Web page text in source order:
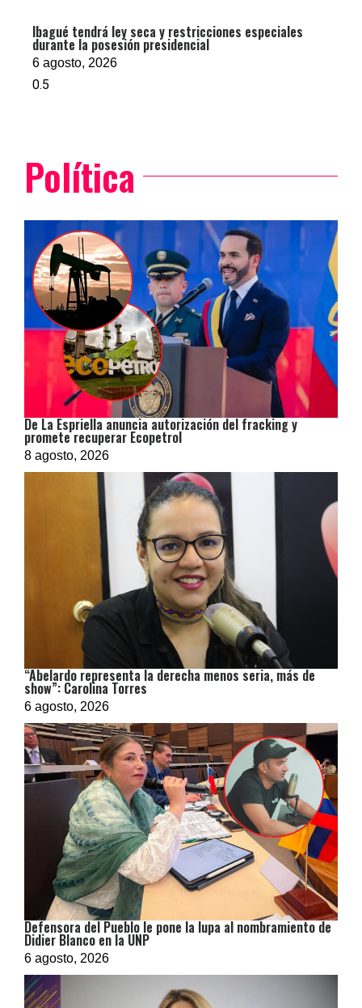
Ibagué tendrá ley seca y restricciones especiales
durante la posesión presidencial
6 agosto, 2026
Política
De La Espriella anuncia autorización del fracking y
promete recuperar Ecopetrol
8 agosto, 2026
“Abelardo representa la derecha menos seria, más de
show”: Carolina Torres
6 agosto, 2026
Defensora del Pueblo le pone la lupa al nombramiento de
Didier Blanco en la UNP
6 agosto, 2026